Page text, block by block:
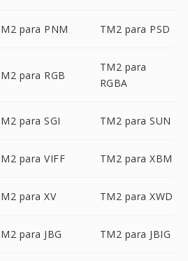
para PNM TM2 para PSD
para RGB
TM2 para
RGBA
para SGI TM2 para SUN
para VIFF TM2 para XBM
para XV TM2 para XWD
para JBG TM2 para JBIG